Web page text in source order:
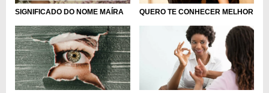
SIGNIFICADO DO NOME MAÍRA QUERO TE CONHECER MELHOR